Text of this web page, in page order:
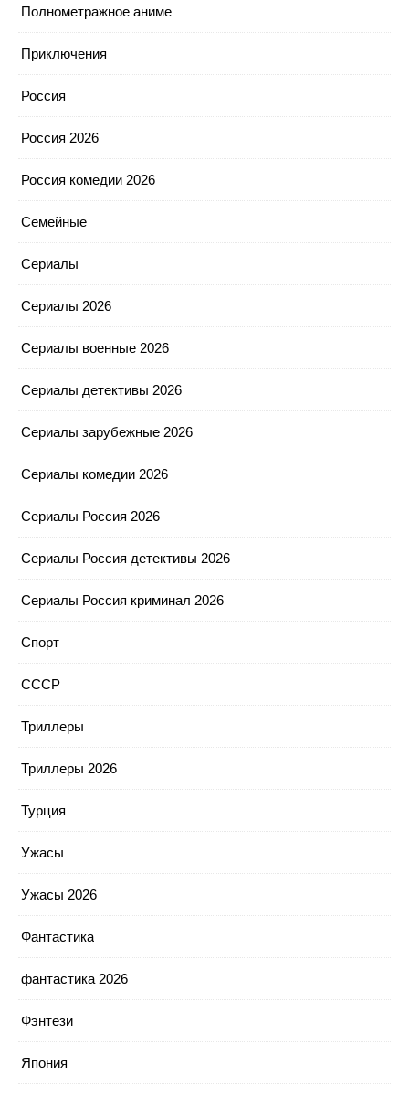
Полнометражное аниме
Приключения
Россия
Россия 2026
Россия комедии 2026
Семейные
Сериалы
Сериалы 2026
Сериалы военные 2026
Сериалы детективы 2026
Сериалы зарубежные 2026
Сериалы комедии 2026
Сериалы Россия 2026
Сериалы Россия детективы 2026
Сериалы Россия криминал 2026
Спорт
СССР
Триллеры
Триллеры 2026
Турция
Ужасы
Ужасы 2026
Фантастика
фантастика 2026
Фэнтези
Япония